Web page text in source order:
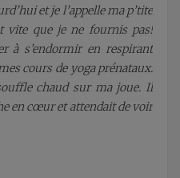
et je l’appelle ma p’tite
vite que je ne fournis pas!
à s’endormir en respirant
cours de yoga prénataux.
chaud sur ma joue. Il
en cœur et attendait de voir